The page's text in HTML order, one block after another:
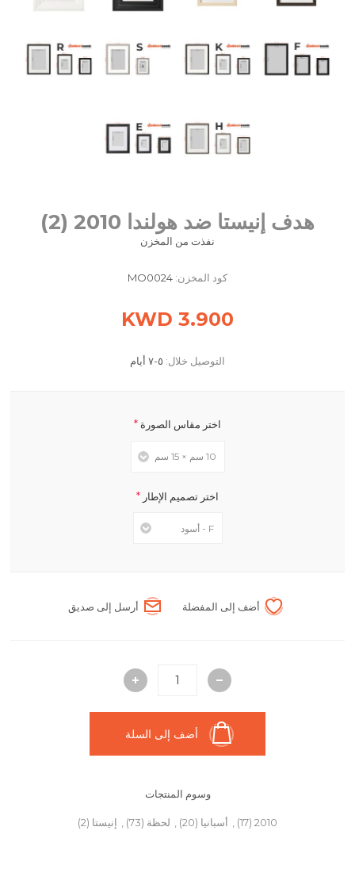
هدف إنيستا ضد هولندا 2010 (2)
نفذت من المخزن
كود المخزن: MO0024
3.900 KWD
التوصيل خلال: ٥-٧ أيام
اختر مقاس الصورة *
اختر تصميم الإطار *
أضف إلى المفضلة أرسل إلى صديق
أضف إلى السلة
وسوم المنتجات
2010
(17)
, أسبانيا (20)
, لحظة (73)
, إنيستا (2)